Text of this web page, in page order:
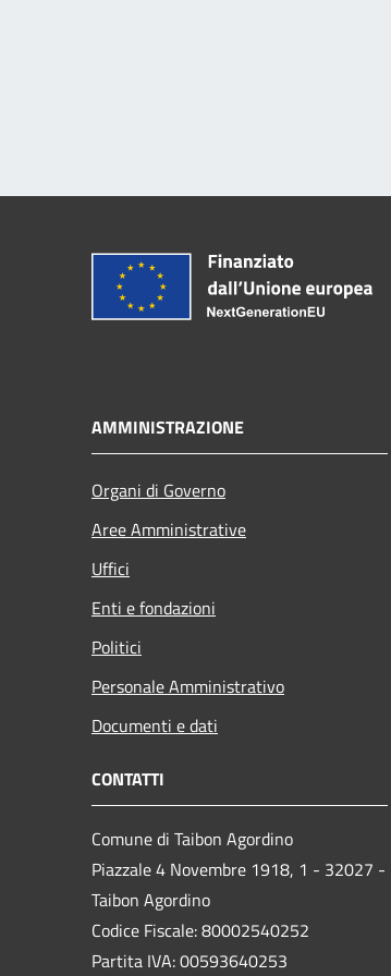
AMMINISTRAZIONE
Organi di Governo
Aree Amministrative
Uffici
Enti e fondazioni
Politici
Personale Amministrativo
Documenti e dati
CONTATTI
Comune di Taibon Agordino
Piazzale 4 Novembre 1918, 1 - 32027 -
Taibon Agordino
Codice Fiscale: 80002540252
Partita IVA: 00593640253